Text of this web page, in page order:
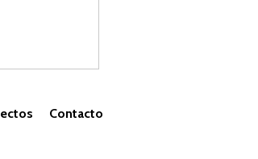
Contacto